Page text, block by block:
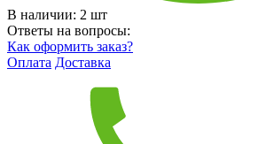
В наличии: 2 шт
Ответы на вопросы:
Как оформить заказ?
Оплата Доставка